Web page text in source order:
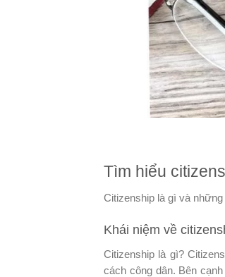
Tìm hiểu
Citizenship là gì và
Khái niệm về
Citizenship là gì?
cách công dân. Bên